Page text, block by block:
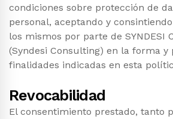
condiciones sobre protección de
personal, aceptando y
los mismos por parte de SYNDESI
(Syndesi Consulting) en la forma y
finalidades indicadas en esta
Revocabilidad
El consentimiento prestado, tanto